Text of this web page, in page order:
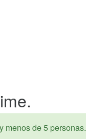
menos de 5 personas.